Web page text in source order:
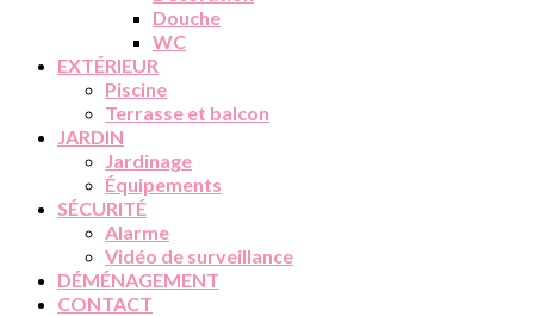
Douche
WC
EXTÉRIEUR
Piscine
Terrasse et balcon
JARDIN
Jardinage
Équipements
SÉCURITÉ
Alarme
Vidéo de surveillance
DÉMÉNAGEMENT
CONTACT